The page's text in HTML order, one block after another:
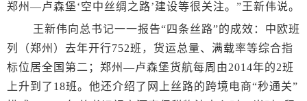
郑州—卢森堡‘空中丝绸之路’建设等很关注。”王新伟说。
王新伟向总书记一一报告“四条丝路”的成效：中欧班
列（郑州）去年开行752班，货运总量、满载率等综合指
标位居全国第二；郑州—卢森堡货航每周由2014年的2班
上升到了18班。他还介绍了网上丝路的跨境电商“秒通关”